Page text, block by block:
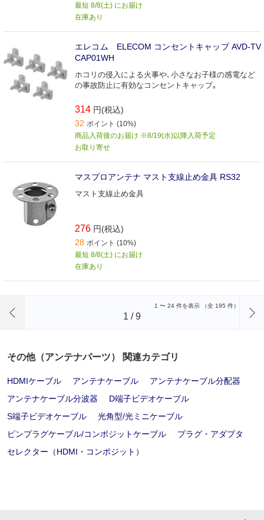
最短 8/8(土) にお届け
在庫あり
エレコム ELECOM コンセントキャップ AVD-TV
CAP01WH
ホコリの侵入による火事や､小さなお子様の感電など
の事故防止に有効なコンセントキャップ｡
314 円(税込)
32 ポイント (10%)
商品入荷後のお届け ※8/19(水)以降入荷予定
お取り寄せ
マスプロアンテナ マスト支線止め金具 RS32
マスト支線止め金具
276 円(税込)
28 ポイント (10%)
最短 8/8(土) にお届け
在庫あり
1 〜 24 件を表示 （全 195 件）
1 /9
その他（アンテナパーツ） 関連カテゴリ
HDMIケーブル アンテナケーブル
アンテナケーブル分配器
アンテナケーブル分波器
D端子ビデオケーブル
S端子ビデオケーブル
光角型/光ミニケーブル
ピンプラグケーブル/コンポジットケーブル
プラグ・アダプタ
セレクター（HDMI・コンポジット）